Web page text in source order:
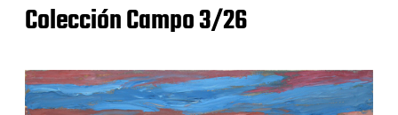
Colección Campo 3/26